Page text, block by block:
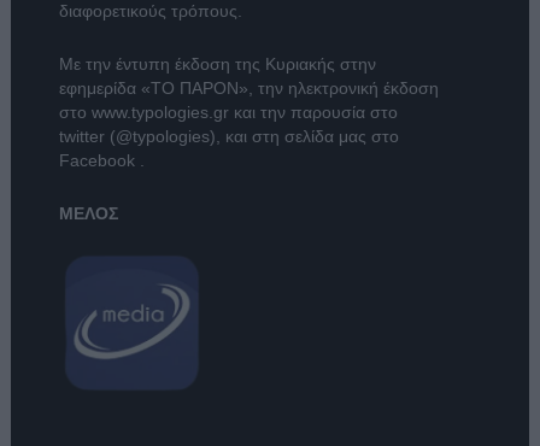
διαφορετικούς τρόπους.
Με την έντυπη έκδοση της Κυριακής στην
εφημερίδα «ΤΟ ΠΑΡΟΝ», την ηλεκτρονική έκδοση
στο www.typologies.grκαι την παρουσία στο
twitter (@typologies), και στη σελίδα μας στο
Facebook .
ΜΕΛΟΣ